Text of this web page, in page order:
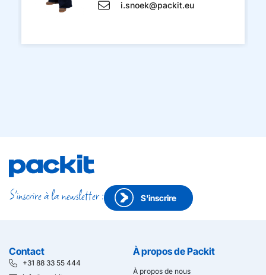
i.snoek@packit.eu
S'inscrire à la newsletter : S'inscrire
Contact
+31 88 33 55 444
À propos de Packit
À propos de nous